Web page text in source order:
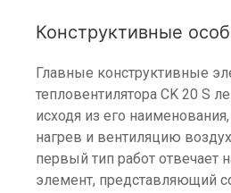
Конструктивные
Главные конструктивные
тепловентилятора CK 20 S
исходя из его
нагрев и вентиляцию
первый тип работ отвечает
элемент, представляющий